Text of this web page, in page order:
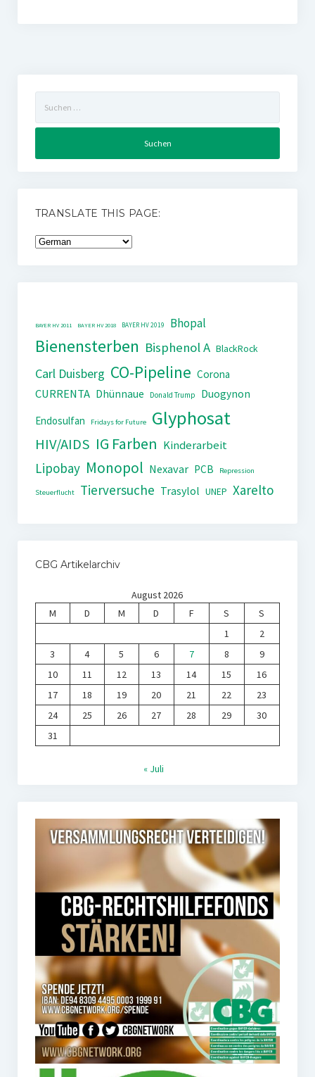
nach:
TRANSLATE THIS PAGE:
BAYER HV 2011 BAYER HV 2018 BAYER HV 2019 Bhopal
Bienensterben Bisphenol A BlackRock
Carl Duisberg CO-Pipeline Corona
CURRENTA Dhünnaue Donald Trump
Duogynon
Endosulfan
Fridays for Future Glyphosat
HIV/AIDS IG Farben Kinderarbeit
Lipobay Monopol Nexavar PCB Repression
Steuerflucht Tierversuche Trasylol UNEP Xarelto
CBG Artikelarchiv
August 2026
M
D M D F S
S
1
2
3
4 5 6 7 8
9
10
11 12 13 14 15
16
17
18 19 20 21 22
23
24
25 26 27 28 29
30
31
« Juli